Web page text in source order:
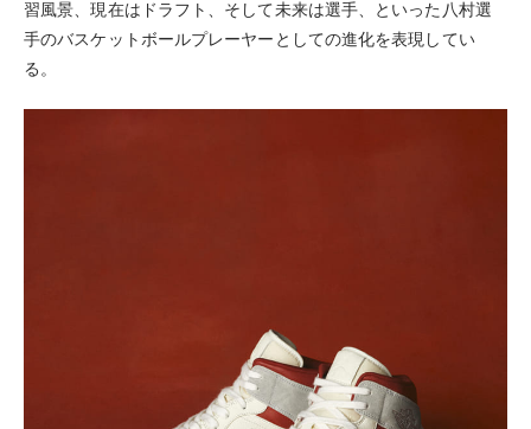
習風景、現在はドラフト、そして未来は選手、といった八村選
手のバスケットボールプレーヤーとしての進化を表現してい
る。